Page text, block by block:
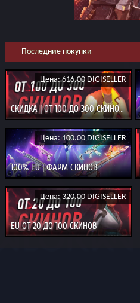
Последние покупки
Цена: 616.00 DIGISELLER
СКИДКА | ОТ 100 ДО 300 СКИНОВ 100% EU
Цена: 100.00 DIGISELLER
100% EU | ФАРМ СКИНОВ
Цена: 320.00 DIGISELLER
EU ОТ 20 ДО 100 СКИНОВ